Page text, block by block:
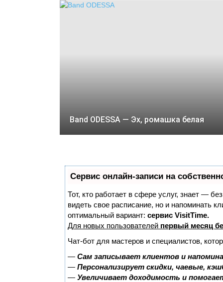
Band ODESSA — Эх, ромашка белая
Сервис онлайн-записи на
Тот, кто работает в сфере услуг, знает —
видеть свое расписание, но и напоминать
оптимальный вариант: сервис VisitTime.
Для новых пользователей первый месяц
Чат-бот для мастеров и специалистов,
— Сам записывает клиентов и
— Персонализирует скидки, чаевые,
— Увеличивает доходимость и